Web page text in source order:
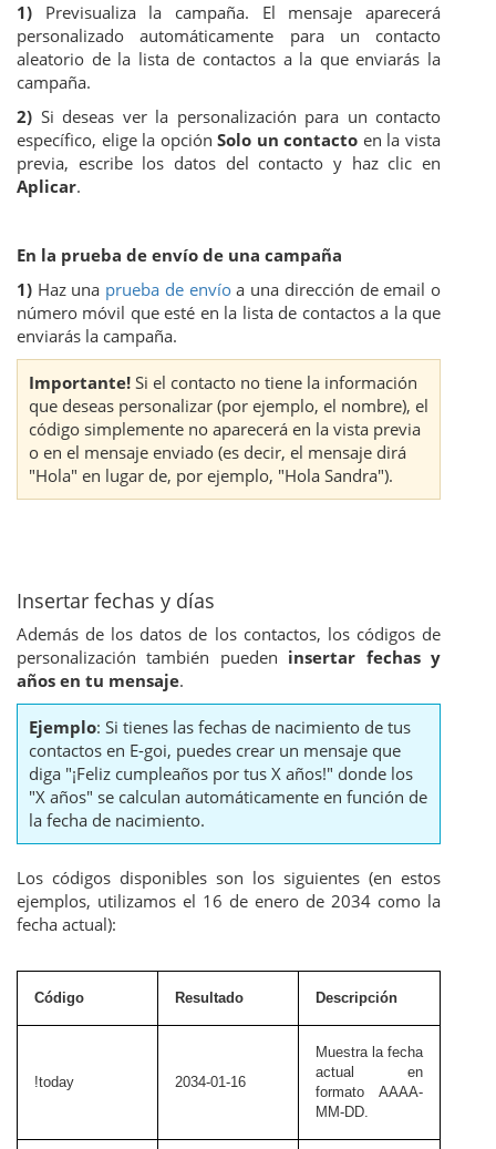
1) Previsualiza la campaña. El mensaje aparecerá
personalizado automáticamente para un contacto
aleatorio de la lista de contactos a la que enviarás la
campaña.
2) Si deseas ver la personalización para un contacto
específico, elige la opciónSolo un contacto en la vista
previa, escribe los datos del contacto y haz clic en
Aplicar.
En la prueba de envío de una campaña
1) Haz una prueba de envíoa una dirección de email o
número móvil que esté en la lista de contactos a la que
enviarás la campaña.
Importante! Si el contacto no tiene la información
que deseas personalizar (por ejemplo, el nombre), el
código simplemente no aparecerá en la vista previa
o en el mensaje enviado (es decir, el mensaje dirá
"Hola" en lugar de, por ejemplo, "Hola Sandra").
Insertar fechas y días
Además de los datos de los contactos, los códigos de
personalización también pueden insertar fechas y
años en tu mensaje.
Ejemplo: Si tienes las fechas de nacimiento de tus
contactos en E-goi, puedes crear un mensaje que
diga "¡Feliz cumpleaños por tus X años!" donde los
"X años" se calculan automáticamente en función de
la fecha de nacimiento.
Los códigos disponibles son los siguientes (en estos
ejemplos, utilizamos el 16 de enero de 2034 como la
fecha actual):
Código Resultado Descripción
!today 2034-01-16
Muestra la fecha
actual en
formato AAAA-
MM-DD.